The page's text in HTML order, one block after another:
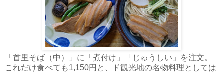
「首里そば（中）」に「煮付け」「じゅうしい」を注文。
これだけ食べても1,150円と、ド観光地の名物料理としては